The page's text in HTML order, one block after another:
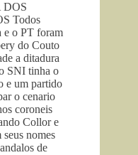
Todos
e o PT foram
do Couto
a ditadura
SNI tinha o
e um partido
o cenario
coroneis
Collor e
nomes
de